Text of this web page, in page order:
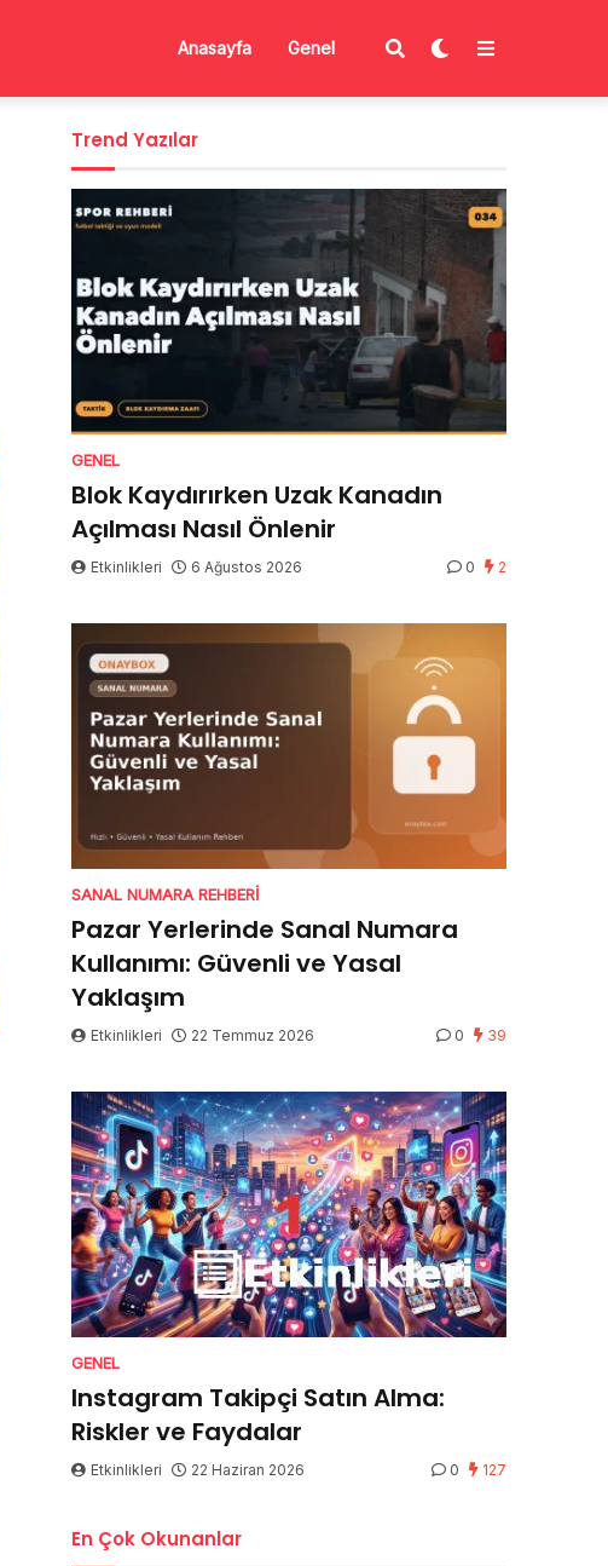
Anasayfa Genel
Trend Yazılar
GENEL
Blok Kaydırırken Uzak Kanadın
Açılması Nasıl Önlenir
Etkinlikleri 6 Ağustos 2026 0 2
SANAL NUMARA REHBERI
Pazar Yerlerinde Sanal Numara
Kullanımı: Güvenli ve Yasal
Yaklaşım
Etkinlikleri 22 Temmuz 2026 0 39
GENEL
Instagram Takipçi Satın Alma:
Riskler ve Faydalar
Etkinlikleri 22 Haziran 2026 0 127
En Çok Okunanlar